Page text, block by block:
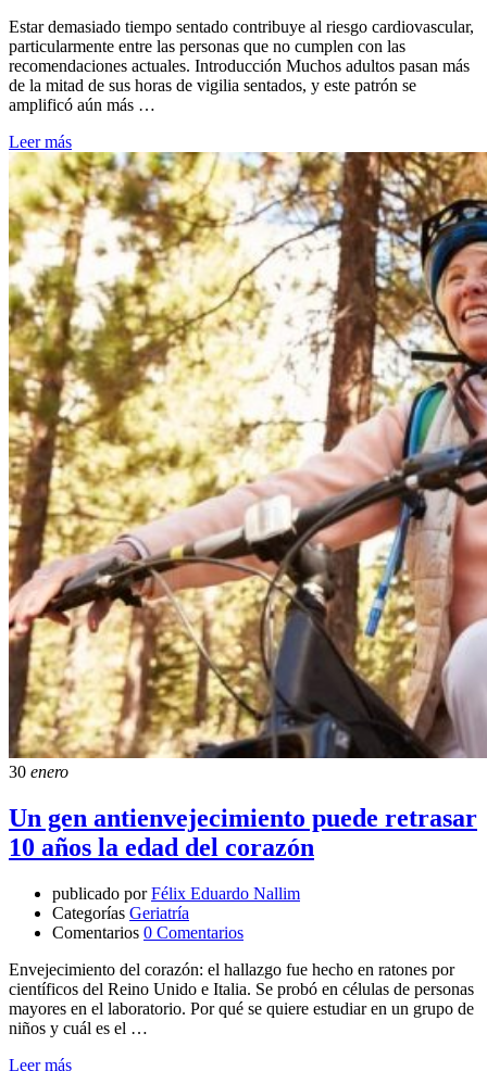
Estar demasiado tiempo sentado contribuye al riesgo cardiovascular,
particularmente entre las personas que no cumplen con las
recomendaciones actuales. Introducción Muchos adultos pasan más
de la mitad de sus horas de vigilia sentados, y este patrón se
amplificó aún más …
Leer más
30 enero
Un gen antienvejecimiento puede retrasar
10 años la edad del corazón
publicado por Félix Eduardo Nallim
Categorías Geriatría
Comentarios 0 Comentarios
Envejecimiento del corazón: el hallazgo fue hecho en ratones por
científicos del Reino Unido e Italia. Se probó en células de personas
mayores en el laboratorio. Por qué se quiere estudiar en un grupo de
niños y cuál es el …
Leer más